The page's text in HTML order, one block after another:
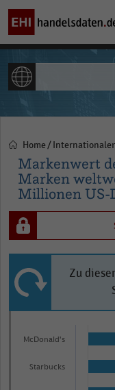
Home
Markenwert
Marken
Millionen US-
Zu
chart
graphic.
McDonald's
Starbucks